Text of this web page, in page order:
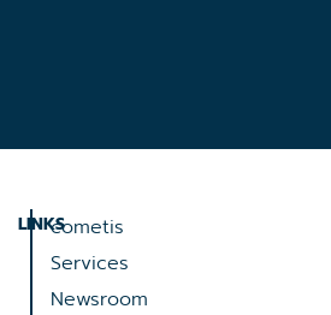
LINKScometis
Services
Newsroom